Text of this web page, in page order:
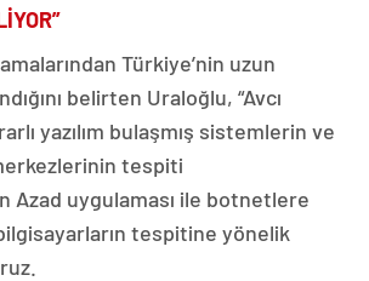
Türkiye’nin uzun
belirten Uraloğlu, “Avcı
yazılım bulaşmış sistemlerin ve
tespiti
Azad uygulaması ile botnetlere
tespitine yönelik